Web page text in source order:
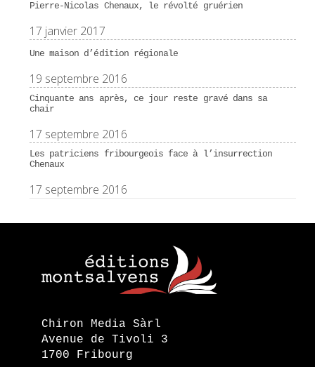
Pierre-Nicolas Chenaux, le révolté gruérien
17 janvier 2017
Une maison d’édition régionale
19 septembre 2016
Cinquante ans après, ce jour reste gravé dans sa
chair
17 septembre 2016
Les patriciens fribourgeois face à l’insurrection
Chenaux
17 septembre 2016
Chiron Media Sàrl
Avenue de Tivoli 3
1700 Fribourg